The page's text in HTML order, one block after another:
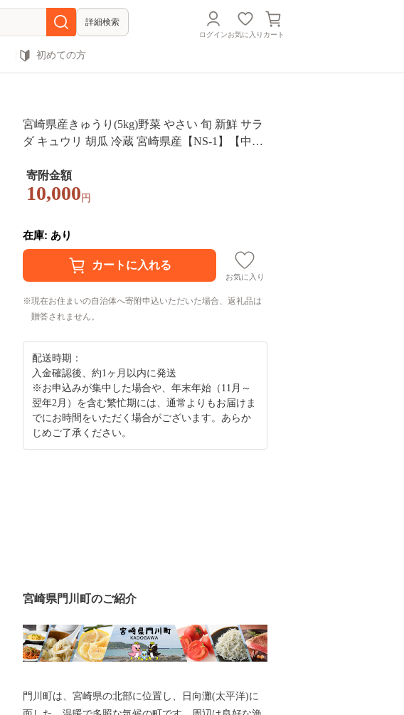
詳細検索
ログインお気に入り カート
初めての方
宮崎県産きゅうり(5kg)野菜 やさい 旬 新鮮 サラ
ダ キュウリ 胡瓜 冷蔵 宮崎県産【NS-1】【中澤
寄附金額
10,000 円
在庫: あり
お気に入り
現在お住まいの自治体へ寄附申込いただいた場合、返礼品は
贈答されません。
配送時期：
入金確認後、約1ヶ月以内に発送
※お申込みが集中した場合や、年末年始（11月～
翌年2月）を含む繁忙期には、通常よりもお届けま
でにお時間をいただく場合がございます。あらか
じめご了承ください。
宮崎県門川町のご紹介
門川町は、宮崎県の北部に位置し、日向灘(太平洋)に